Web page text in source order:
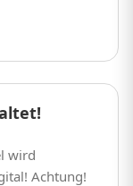
Radio...
wird
Achtung!